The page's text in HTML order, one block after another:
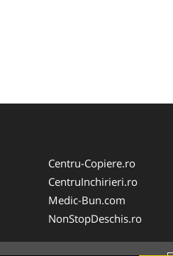
Centru-Copiere.ro
CentruInchirieri.ro
Medic-Bun.com
NonStopDeschis.ro